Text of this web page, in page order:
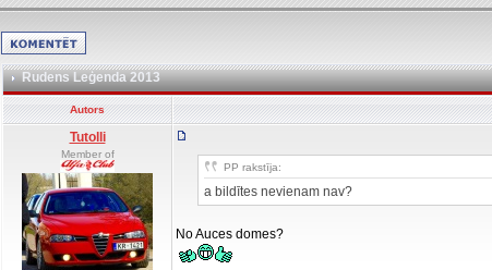
Rudens Leģenda 2013
Autors
Tutolli
Member of
PP rakstīja:
a bildītes nevienam nav?
No Auces domes?